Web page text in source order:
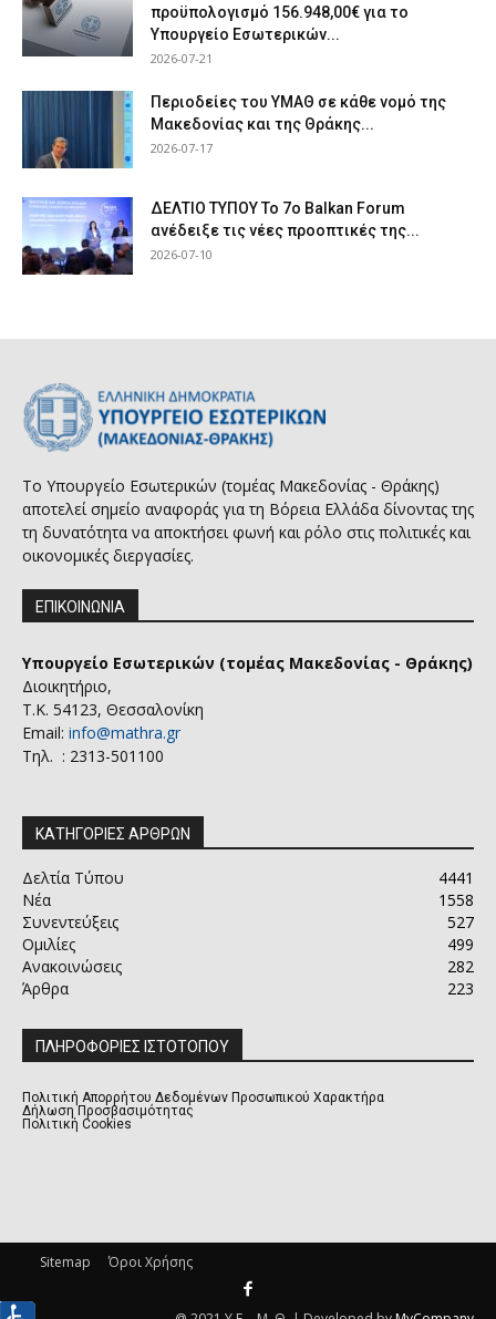
προϋπολογισμό 156.948,00€ για το
Υπουργείο Εσωτερικών...
2026-07-21
Περιοδείες του ΥΜΑΘ σε κάθε νομό της
Μακεδονίας και της Θράκης...
2026-07-17
ΔΕΛΤΙΟ ΤΥΠΟΥ Το 7ο Balkan Forum
ανέδειξε τις νέες προοπτικές της...
2026-07-10
Το Υπουργείο Εσωτερικών (τομέας Μακεδονίας - Θράκης)
αποτελεί σημείο αναφοράς για τη Βόρεια Ελλάδα δίνοντας της
τη δυνατότητα να αποκτήσει φωνή και ρόλο στις πολιτικές και
οικονομικές διεργασίες.
ΕΠΙΚΟΙΝΩΝΙΑ
Υπουργείο Εσωτερικών (τομέας Μακεδονίας - Θράκης)
Διοικητήριο,
Τ.Κ. 54123, Θεσσαλονίκη
Email: info@mathra.gr
Τηλ. : 2313-501100
ΚΑΤΗΓΟΡΙΕΣ ΑΡΘΡΩΝ
Δελτία Τύπου
4441
Νέα
1558
Συνεντεύξεις
527
Ομιλίες
499
Ανακοινώσεις
282
Άρθρα
223
ΠΛΗΡΟΦΟΡΙΕΣ ΙΣΤΟΤΟΠΟΥ
Πολιτική Απορρήτου Δεδομένων Προσωπικού Χαρακτήρα
Δήλωση Προσβασιμότητας
Πολιτική Cookies
Sitemap Όροι Χρήσης